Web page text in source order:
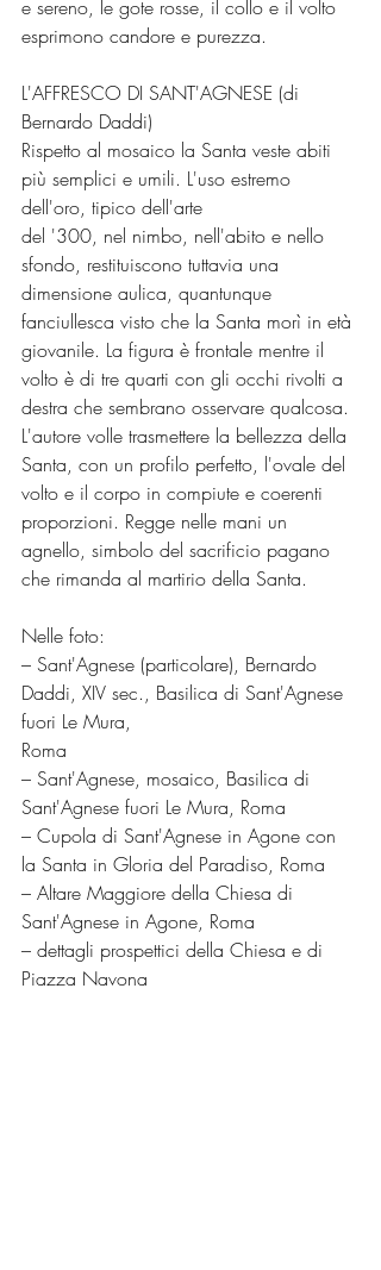
e sereno, le gote rosse, il collo e il volto
esprimono candore e purezza.
L'AFFRESCO DI SANT'AGNESE (di
Bernardo Daddi)
Rispetto al mosaico la Santa veste abiti
più semplici e umili. L'uso estremo
dell'oro, tipico dell'arte
del '300, nel nimbo, nell'abito e nello
sfondo, restituiscono tuttavia una
dimensione aulica, quantunque
fanciullesca visto che la Santa morì in età
giovanile. La figura è frontale mentre il
volto è di tre quarti con gli occhi rivolti a
destra che sembrano osservare qualcosa.
L'autore volle trasmettere la bellezza della
Santa, con un profilo perfetto, l'ovale del
volto e il corpo in compiute e coerenti
proporzioni. Regge nelle mani un
agnello, simbolo del sacrificio pagano
che rimanda al martirio della Santa.
Nelle foto:
– Sant'Agnese (particolare), Bernardo
Daddi, XIV sec., Basilica di Sant'Agnese
fuori Le Mura,
Roma
– Sant'Agnese, mosaico, Basilica di
Sant'Agnese fuori Le Mura, Roma
– Cupola di Sant'Agnese in Agone con
la Santa in Gloria del Paradiso, Roma
– Altare Maggiore della Chiesa di
Sant'Agnese in Agone, Roma
– dettagli prospettici della Chiesa e di
Piazza Navona